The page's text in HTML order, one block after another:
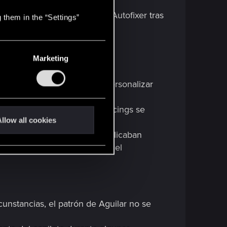
in the “Settings”
Marketing
all cookies
el tutorial emergente de Autofixer tras
y TwinTone.
de avanzar a la sección Personalizar
de personajes si los piercings se
de aspecto que no se aplicaban
de funcionalidad al usar el
el patrón de Aguilar no se